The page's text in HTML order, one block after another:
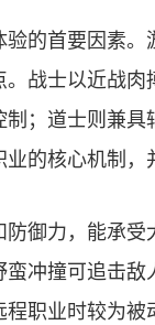
的首要因素
战士以近战
；道士则兼
的核心机制，
御力，能承
冲撞可追击
职业时较为